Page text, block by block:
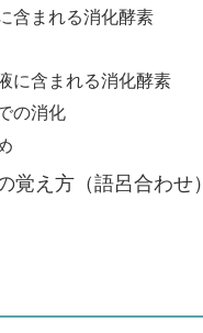
含まれる消化酵素
に含まれる消化酵素
の消化
覚え方（語呂合わせ）